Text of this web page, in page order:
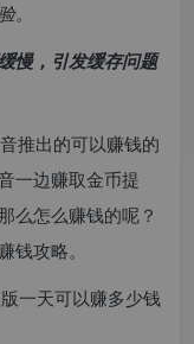
。
慢，引发缓存问题
推出的可以赚钱的
一边赚取金币提
么怎么赚钱的呢？
钱攻略。